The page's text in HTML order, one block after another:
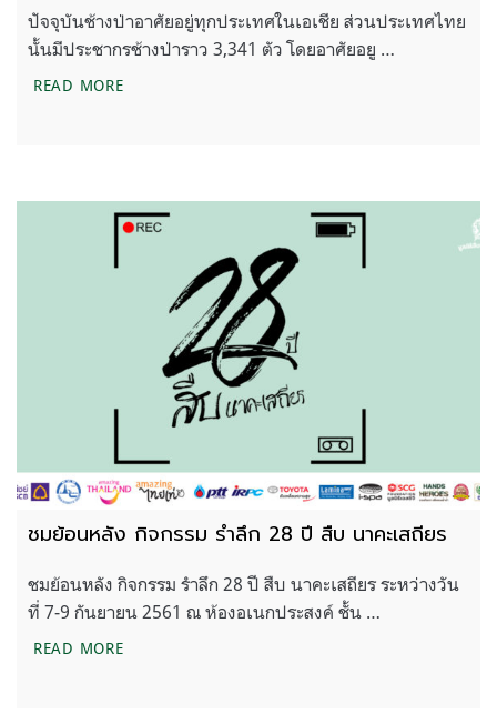
ปัจจุบันช้างป่าอาศัยอยู่ทุกประเทศในเอเชีย ส่วนประเทศไทย
นั้นมีประชากรช้างป่าราว 3,341 ตัว โดยอาศัยอยู …
READ MOREสมดุลระหว่างคนกับช้าง
ชมย้อนหลัง กิจกรรม รำลึก 28 ปี สืบ นาคะเสถียร
ชมย้อนหลัง กิจกรรม รำลึก 28 ปี สืบ นาคะเสถียร ระหว่างวัน
ที่ 7-9 กันยายน 2561 ณ ห้องอเนกประสงค์ ชั้น …
READ MOREชมย้อนหลัง กิจกรรม รำลึก 28 ปี สืบ นาคะเสถียร